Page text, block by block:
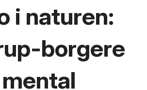
i naturen:
borgere